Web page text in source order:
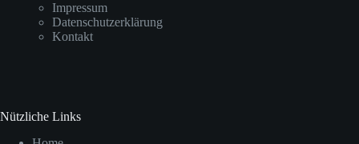
Impressum
Datenschutzerklärung
Kontakt
Nützliche Links